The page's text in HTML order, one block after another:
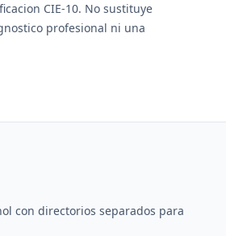
CIE-10. No sustituye
profesional ni una
con directorios separados para